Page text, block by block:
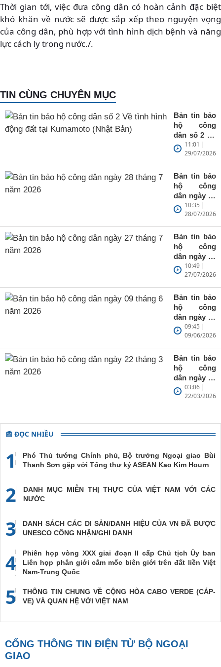
Thời gian tới, việc đưa công dân có hoàn cảnh đặc biệt
khó khăn về nước sẽ được sắp xếp theo nguyện vọng
của công dân, phù hợp với tình hình dịch bệnh và năng
lực cách ly trong nước./.
TIN CÙNG CHUYÊN MỤC
Bản tin bảo
hộ công
dân số 2 Về
tình hình
động đất tại
Kumamoto
(Nhật Bản)
11:01 |
29/07/2026
Bản tin bảo
hộ công
dân ngày 28
tháng 7 năm
2026
10:35 |
28/07/2026
Bản tin bảo
hộ công
dân ngày 27
tháng 7 năm
2026
10:49 |
27/07/2026
Bản tin bảo
hộ công
dân ngày 09
tháng 6 năm
2026
09:45 |
09/06/2026
Bản tin bảo
hộ công
dân ngày 22
tháng 3 năm
2026
03:06 |
22/03/2026
📰 ĐỌC NHIỀU
1
Phó Thủ tướng Chính phủ, Bộ trưởng Ngoại giao Bùi
Thanh Sơn gặp với Tổng thư ký ASEAN Kao Kim Hourn
2
DANH MỤC MIỄN THỊ THỰC CỦA VIỆT NAM VỚI CÁC
NƯỚC
3
DANH SÁCH CÁC DI SẢN/DANH HIỆU CỦA VN ĐÃ ĐƯỢC
UNESCO CÔNG NHẬN/GHI DANH
4
Phiên họp vòng XXX giai đoạn II cấp Chủ tịch Ủy ban
Liên họp phân giới cắm mốc biên giới trên đất liền Việt
Nam-Trung Quốc
5
THÔNG TIN CHUNG VỀ CỘNG HÒA CABO VERDE (CÁP-
VE) VÀ QUAN HỆ VỚI VIỆT NAM
CỔNG THÔNG TIN ĐIỆN TỬ BỘ NGOẠI
GIAO